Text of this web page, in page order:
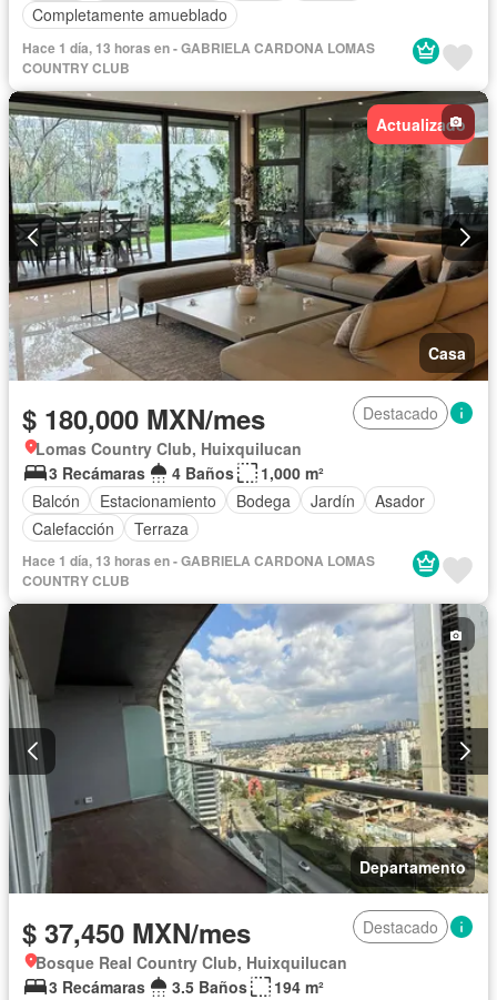
Completamente amueblado
Hace 1 día, 13 horas en - GABRIELA CARDONA LOMAS
COUNTRY CLUB
Actualizado
Casa
$ 180,000 MXN/mes
Destacado
Lomas Country Club, Huixquilucan
3 Recámaras
4 Baños
1,000 m²
Balcón
Estacionamiento Bodega Jardín
Asador
Calefacción
Terraza
Hace 1 día, 13 horas en - GABRIELA CARDONA LOMAS
COUNTRY CLUB
Departamento
$ 37,450 MXN/mes
Destacado
Bosque Real Country Club, Huixquilucan
3 Recámaras
3.5 Baños 194 m²